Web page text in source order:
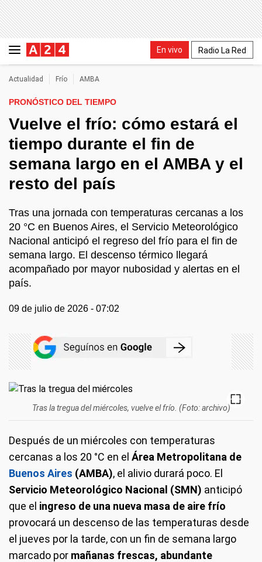
En vivo Radio La Red
Actualidad Frío AMBA
PRONÓSTICO DEL TIEMPO
Vuelve el frío: cómo estará el
tiempo durante el fin de
semana largo en el AMBA y el
resto del país
Tras una jornada con temperaturas cercanas a los
20 °C en Buenos Aires, el Servicio Meteorológico
Nacional anticipó el regreso del frío para el fin de
semana largo. El descenso térmico llegará
acompañado por mayor nubosidad y alertas en el
país.
09 de julio de 2026 - 07:02
Tras la tregua del miércoles, vuelve el frío. (Foto: archivo)
Después de un miércoles con temperaturas
cercanas a los 20 °C en el Área Metropolitana de
Buenos Aires (AMBA), el alivio durará poco. El
Servicio Meteorológico Nacional (SMN) anticipó
que el ingreso de una nueva masa de aire frío
provocará un descenso de las temperaturas desde
el jueves por la tarde, con un fin de semana largo
marcado por mañanas frescas, abundante